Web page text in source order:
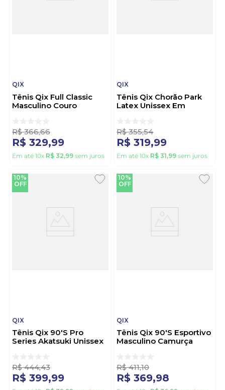
QIX
Tênis Qix Full Classic
Masculino Couro
R$ 366,66
R$ 329,99
Em até 10x R$ 32,99 sem juros
QIX
Tênis Qix Chorão Park
Latex Unissex Em
R$ 355,54
R$ 319,99
Em até 10x R$ 31,99 sem juros
10%
OFF
QIX
Tênis Qix 90'S Pro
Series Akatsuki Unissex
R$ 444,43
R$ 399,99
10%
OFF
QIX
Tênis Qix 90'S Esportivo
Masculino Camurça
R$ 411,10
R$ 369,98